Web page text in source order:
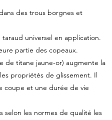
des trous borgnes et
universel en application.
partie des copeaux.
de titane jaune-or) augmente la
propriétés de glissement. Il
coupe et une durée de vie
selon les normes de qualité les